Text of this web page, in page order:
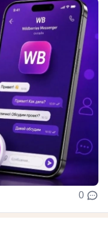
0